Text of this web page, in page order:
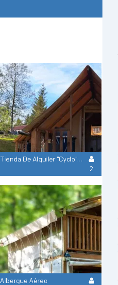
Tienda De Alquiler "Cyclo" - Sin Baño
2
Albergue Aéreo